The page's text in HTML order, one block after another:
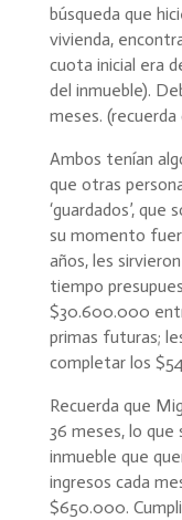
búsqueda que
vivienda,
cuota inicial era
del inmueble).
meses.
Ambos tenían
que otras
‘guardados’,
su momento
años, les
tiempo
$30.600.000
primas futuras;
completar los
Recuerda que
36 meses, lo que
inmueble que
ingresos cada
$650.000.